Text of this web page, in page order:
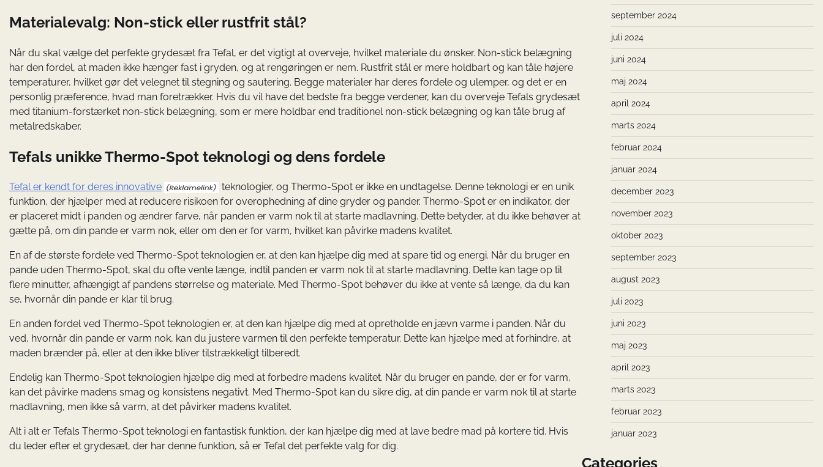
Materialevalg: Non-stick eller rustfrit stål?
Når du skal vælge det perfekte grydesæt fra Tefal, er det vigtigt at overveje, hvilket materiale du ønsker. Non-stick belægning
har den fordel, at maden ikke hænger fast i gryden, og at rengøringen er nem. Rustfrit stål er mere holdbart og kan tåle højere
temperaturer, hvilket gør det velegnet til stegning og sautering. Begge materialer har deres fordele og ulemper, og det er en
personlig præference, hvad man foretrækker. Hvis du vil have det bedste fra begge verdener, kan du overveje Tefals grydesæt
med titanium-forstærket non-stick belægning, som er mere holdbar end traditionel non-stick belægning og kan tåle brug af
metalredskaber.
Tefals unikke Thermo-Spot teknologi og dens fordele
Tefal er kendt for deres innovative
teknologier, og Thermo-Spot er ikke en undtagelse. Denne teknologi er en unik
funktion, der hjælper med at reducere risikoen for overophedning af dine gryder og pander. Thermo-Spot er en indikator, der
er placeret midt i panden og ændrer farve, når panden er varm nok til at starte madlavning. Dette betyder, at du ikke behøver at
gætte på, om din pande er varm nok, eller om den er for varm, hvilket kan påvirke madens kvalitet.
En af de største fordele ved Thermo-Spot teknologien er, at den kan hjælpe dig med at spare tid og energi. Når du bruger en
pande uden Thermo-Spot, skal du ofte vente længe, indtil panden er varm nok til at starte madlavning. Dette kan tage op til
flere minutter, afhængigt af pandens størrelse og materiale. Med Thermo-Spot behøver du ikke at vente så længe, da du kan
se, hvornår din pande er klar til brug.
En anden fordel ved Thermo-Spot teknologien er, at den kan hjælpe dig med at opretholde en jævn varme i panden. Når du
ved, hvornår din pande er varm nok, kan du justere varmen til den perfekte temperatur. Dette kan hjælpe med at forhindre, at
maden brænder på, eller at den ikke bliver tilstrækkeligt tilberedt.
Endelig kan Thermo-Spot teknologien hjælpe dig med at forbedre madens kvalitet. Når du bruger en pande, der er for varm,
kan det påvirke madens smag og konsistens negativt. Med Thermo-Spot kan du sikre dig, at din pande er varm nok til at starte
madlavning, men ikke så varm, at det påvirker madens kvalitet.
Alt i alt er Tefals Thermo-Spot teknologi en fantastisk funktion, der kan hjælpe dig med at lave bedre mad på kortere tid. Hvis
du leder efter et grydesæt, der har denne funktion, så er Tefal det perfekte valg for dig.
september 2024
juli 2024
juni 2024
maj 2024
april 2024
marts 2024
februar 2024
januar 2024
december 2023
november 2023
oktober 2023
september 2023
august 2023
juli 2023
juni 2023
maj 2023
april 2023
marts 2023
februar 2023
januar 2023
Categories